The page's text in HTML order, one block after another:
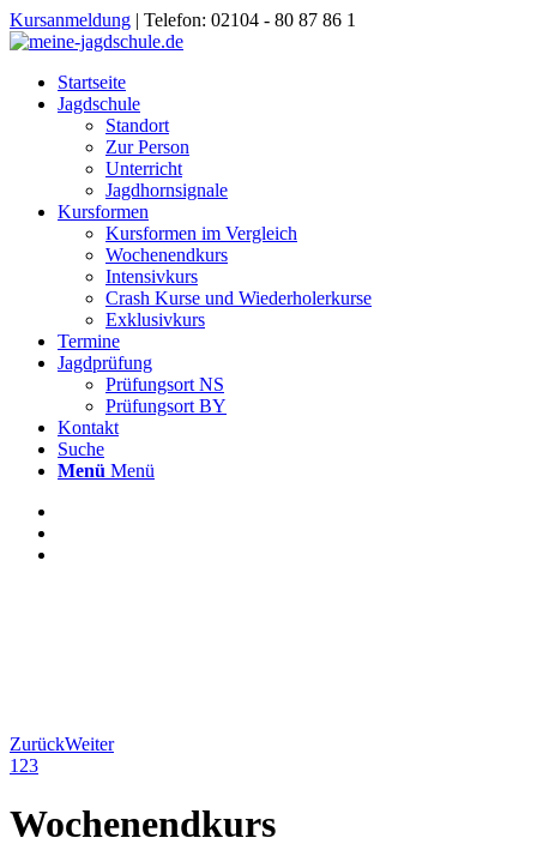
Kursanmeldung | Telefon: 02104 - 80 87 86 1
Startseite
Jagdschule
Standort
Zur Person
Unterricht
Jagdhornsignale
Kursformen
Kursformen im Vergleich
Wochenendkurs
Intensivkurs
Crash Kurse und Wiederholerkurse
Exklusivkurs
Termine
Jagdprüfung
Prüfungsort NS
Prüfungsort BY
Kontakt
Suche
Menü Menü
ZurückWeiter
1 23
Wochenendkurs